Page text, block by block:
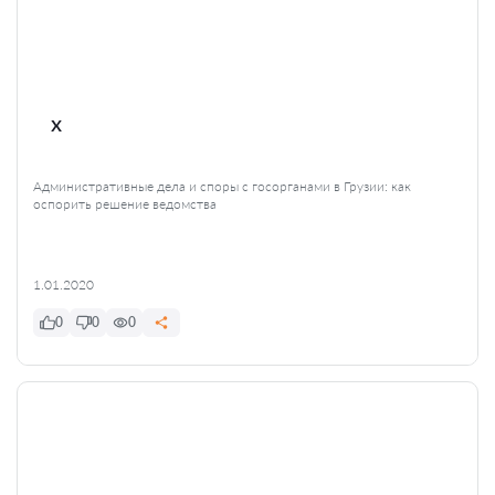
x
Административные дела и споры с госорганами в Грузии: как
оспорить решение ведомства
1.01.2020
0 0 0